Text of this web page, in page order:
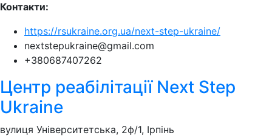
Контакти:
https://rsukraine.org.ua/next-step-ukraine/
nextstepukraine@gmail.com
+380687407262
Центр реабілітації Next Step
Ukraine
вулиця Університетська, 2ф/1, Ірпінь